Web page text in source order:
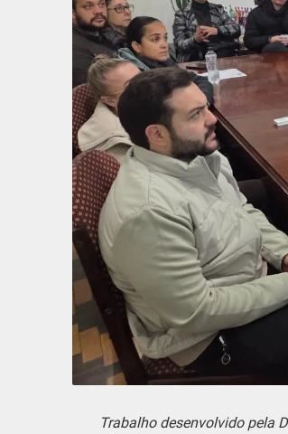
Trabalho desenvolvido pela